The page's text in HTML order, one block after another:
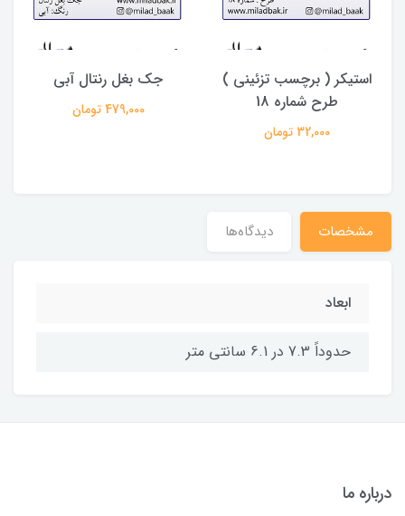
استیکر ( برچسب تزئینی )
طرح شماره 18
32,000 تومان
جک بغل رنتال آبی
479,000 تومان
مشخصات دیدگاه‌ها
ابعاد
حدوداً 7.3 در 6.1 سانتی متر
درباره ما